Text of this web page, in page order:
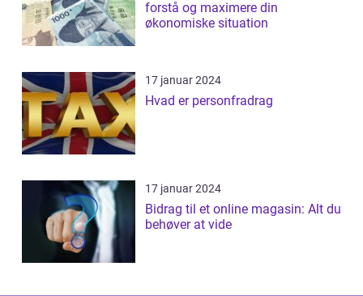
forstå og maximere din
økonomiske situation
17 januar 2024
Hvad er personfradrag
17 januar 2024
Bidrag til et online magasin: Alt du
behøver at vide